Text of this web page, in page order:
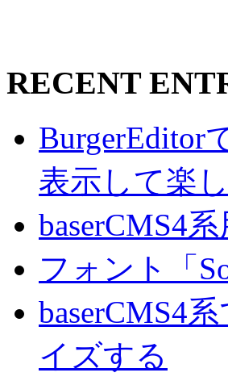
RECENT
BurgerEditor
表示して楽
baserCMS4
フォント「
baserCMS4
イズする